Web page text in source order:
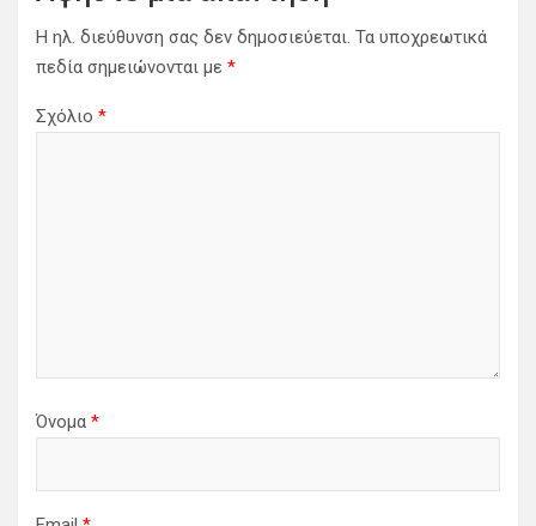
Η ηλ. διεύθυνση σας δεν δημοσιεύεται. Τα υποχρεωτικά
πεδία σημειώνονται με *
Σχόλιο *
Όνομα *